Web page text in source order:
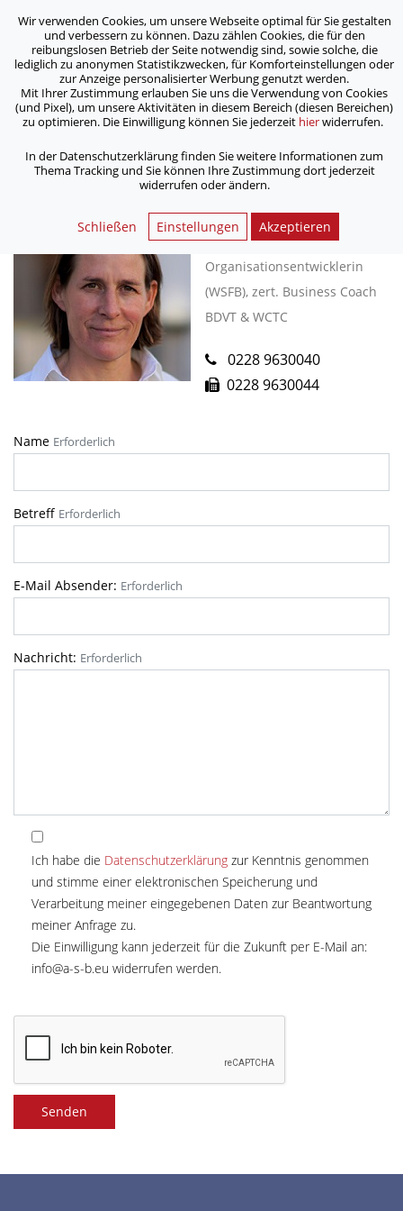
ASB Bonn/Rhein-Sieg/Eifel e.V.
bewegt Menschen
Home / Kontakt Formular
< Zurück
Susanne Hartmann
Mediatorin (EN), systemische
Organisationsentwicklerin
(WSFB), zert. Business Coach
BDVT & WCTC
0228 9630040
0228 9630044
Name Erforderlich
Betreff Erforderlich
E-Mail Absender: Erforderlich
Nachricht: Erforderlich
Ich habe die Datenschutzerklärung zur Kenntnis genommen
und stimme einer elektronischen Speicherung und
Verarbeitung meiner eingegebenen Daten zur Beantwortung
meiner Anfrage zu.
Die Einwilligung kann jederzeit für die Zukunft per E-Mail an:
info@a-s-b.eu widerrufen werden.
Senden
Wir verwenden Cookies, um unsere Webseite optimal für Sie gestalten
und verbessern zu können. Dazu zählen Cookies, die für den
reibungslosen Betrieb der Seite notwendig sind, sowie solche, die
lediglich zu anonymen Statistikzwecken, für Komforteinstellungen oder
zur Anzeige personalisierter Werbung genutzt werden.
Mit Ihrer Zustimmung erlauben Sie uns die Verwendung von Cookies
(und Pixel), um unsere Aktivitäten in diesem Bereich (diesen Bereichen)
zu optimieren. Die Einwilligung können Sie jederzeit hierwiderrufen.
In der Datenschutzerklärung finden Sie weitere Informationen zum
Thema Tracking und Sie können Ihre Zustimmung dort jederzeit
widerrufen oder ändern.
Schließen Einstellungen Akzeptieren